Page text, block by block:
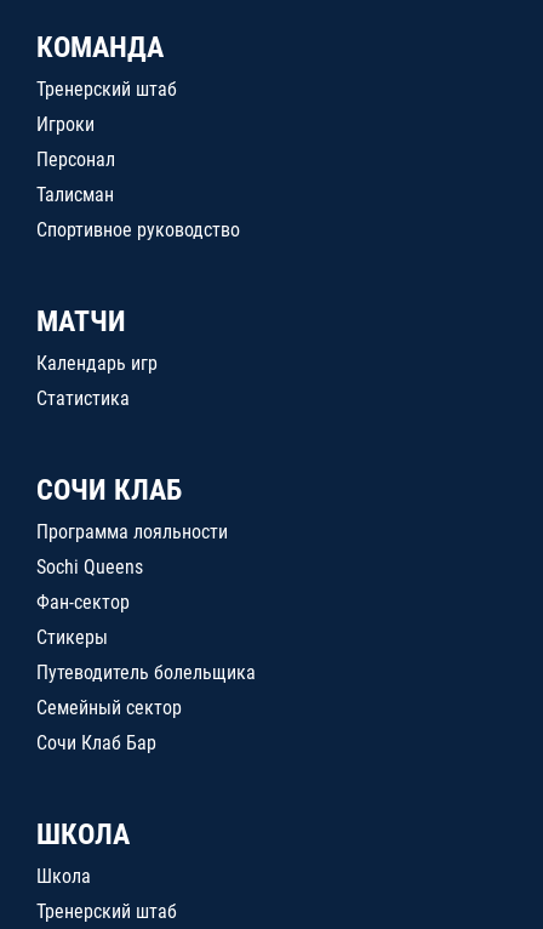
КОМАНДА
Тренерский штаб
Игроки
Персонал
Талисман
Спортивное руководство
МАТЧИ
Календарь игр
Статистика
СОЧИ КЛАБ
Программа лояльности
Sochi Queens
Фан-сектор
Стикеры
Путеводитель болельщика
Семейный сектор
Сочи Клаб Бар
ШКОЛА
Школа
Тренерский штаб